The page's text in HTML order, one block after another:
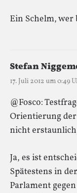
Ein Schelm, wer
Stefan
17. Juli 2012 um 0:49
@Fosco:
Orientierung
nicht
Ja, es ist
Spätestens in
Parlament